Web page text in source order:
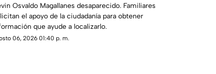
Osvaldo Magallanes desaparecido. Familiares
el apoyo de la ciudadanía para obtener
que ayude a localizarlo.
06, 2026 01:40 p. m.